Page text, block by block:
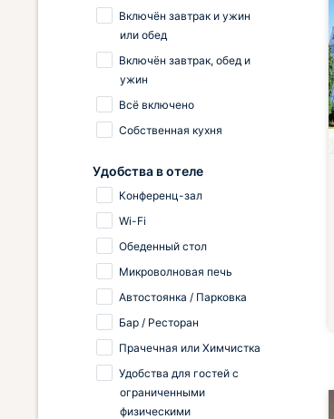
Включён завтрак и ужин
или обед
Включён завтрак, обед и
ужин
Всё включено
Собственная кухня
Удобства в отеле
Конференц-зал
Wi-Fi
Обеденный стол
Микроволновая печь
Автостоянка / Парковка
Бар / Ресторан
Прачечная или Химчистка
Удобства для гостей с
ограниченными
физическими